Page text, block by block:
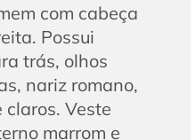
com cabeça
Possui
trás, olhos
nariz romano,
Veste
marrom e